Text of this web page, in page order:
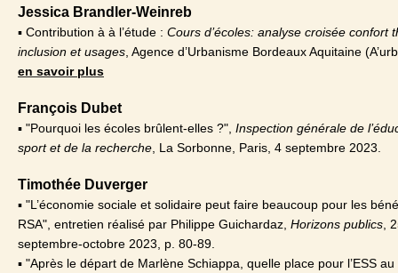
Jessica Brandler-Weinreb
▪ Contribution à à l’étude : Cours d’écoles: analyse croisée confort
inclusion et usages , Agence d’Urbanisme Bordeaux Aquitaine
en savoir plus
François Dubet
▪ "Pourquoi les écoles brûlent-elles ?", Inspection générale de
sport et de la recherche , La Sorbonne, Paris, 4 septembre 2023.
Timothée Duverger
▪ "L’économie sociale et solidaire peut faire beaucoup pour les
RSA", entretien réalisé par Philippe Guichardaz, Horizons publics ,
septembre-octobre 2023, p. 80-89.
▪ "Après le départ de Marlène Schiappa, quelle place pour l’ESS au